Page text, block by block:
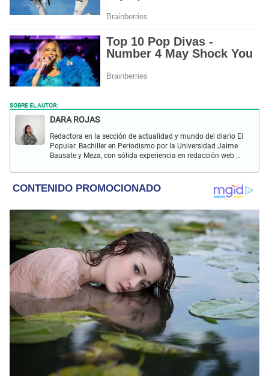
SOBRE EL AUTOR:
DARA ROJAS
Redactora en la sección de actualidad y mundo del diario El
Popular. Bachiller en Periodismo por la Universidad Jaime
Bausate y Meza, con sólida experiencia en redacción web y
las redes sociales y la locución, especializada en la
cobertura de noticias del espectáculo, actualidad nacional
e internacional.